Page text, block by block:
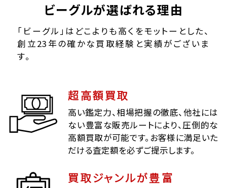
ビーグルが選ばれる理由
「ビーグル」はどこよりも高くをモットーとした、
創立23年の確かな買取経験と実績がございま
す。
超高額買取
高い鑑定力、相場把握の徹底、他社には
ない豊富な販売ルートにより、圧倒的な
高額買取が可能です。お客様に満足いた
だける査定額を必ずご提示します。
買取ジャンルが豊富